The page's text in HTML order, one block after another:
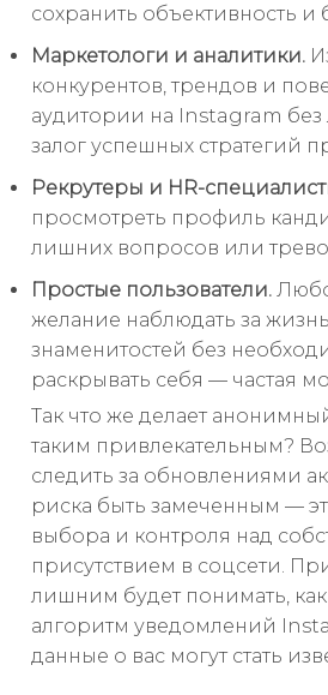
сохранить объективность и
Маркетологи и аналитики.
конкурентов, трендов и
аудитории на Instagram
залог успешных стратегий
Рекрутеры и HR-
просмотреть профиль
лишних вопросов или
Простые пользователи.
желание наблюдать за
знаменитостей без
раскрывать себя — частая
Так что же делает
таким привлекательным?
следить за обновлениями
риска быть замеченным —
выбора и контроля над
присутствием в соцсети.
лишним будет понимать, как
алгоритм уведомлений
данные о вас могут стать